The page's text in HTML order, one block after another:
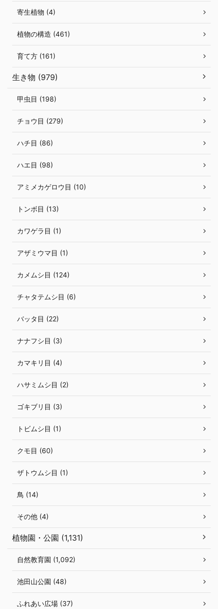
寄生植物 (4)
植物の構造 (461)
育て方 (161)
生き物 (979)
甲虫目 (198)
チョウ目 (279)
ハチ目 (86)
ハエ目 (98)
アミメカゲロウ目 (10)
トンボ目 (13)
カワゲラ目 (1)
アザミウマ目 (1)
カメムシ目 (124)
チャタテムシ目 (6)
バッタ目 (22)
ナナフシ目 (3)
カマキリ目 (4)
ハサミムシ目 (2)
ゴキブリ目 (3)
トビムシ目 (1)
クモ目 (60)
ザトウムシ目 (1)
鳥 (14)
その他 (4)
植物園・公園 (1,131)
自然教育園 (1,092)
池田山公園 (48)
ふれあい広場 (37)